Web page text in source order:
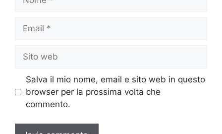
Email
Sito
web
Salva il mio nome, email e sito web in questo
browser per la prossima volta che
commento.